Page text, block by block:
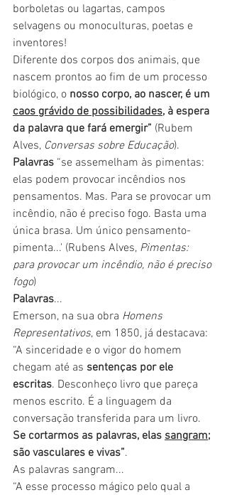
borboletas ou lagartas, campos
selvagens ou monoculturas, poetas e
inventores!
Diferente dos corpos dos animais, que
nascem prontos ao fim de um processo
biológico, o nosso corpo, ao nascer, é um
caos grávido de possibilidades, à espera
da palavra que fará emergir” (Rubem
Alves, Conversas sobre Educação).
Palavras “se assemelham às pimentas:
elas podem provocar incêndios nos
pensamentos. Mas. Para se provocar um
incêndio, não é preciso fogo. Basta uma
única brasa. Um único pensamento-
pimenta...' (Rubens Alves, Pimentas:
para provocar um incêndio, não é preciso
fogo)
Palavras...
Emerson, na sua obra Homens
Representativos, em 1850, já destacava:
“A sinceridade e o vigor do homem
chegam até as sentenças por ele
escritas. Desconheço livro que pareça
menos escrito. É a linguagem da
conversação transferida para um livro.
Se cortarmos as palavras, elas sangram;
são vasculares e vivas”.
As palavras sangram...
“A esse processo mágico pelo qual a